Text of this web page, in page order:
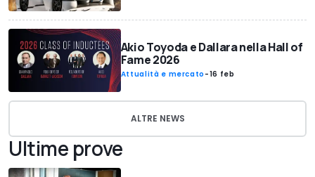
Akio Toyoda e Dallara nella Hall of
Fame 2026
Attualità e mercato -16 feb
ALTRE NEWS
Ultime prove